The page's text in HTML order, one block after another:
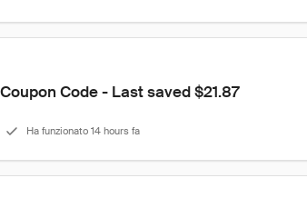
Code - Last saved $21.87
Ha funzionato 14 hours fa